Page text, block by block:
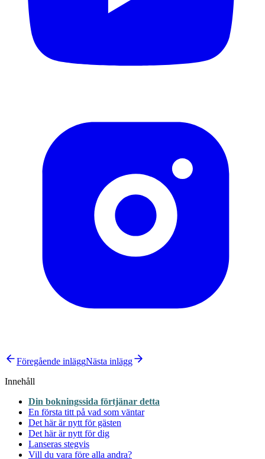
Föregående inläggNästa inlägg
Innehåll
Din bokningssida förtjänar detta
En första titt på vad som väntar
Det här är nytt för gästen
Det här är nytt för dig
Lanseras stegvis
Vill du vara före alla andra?